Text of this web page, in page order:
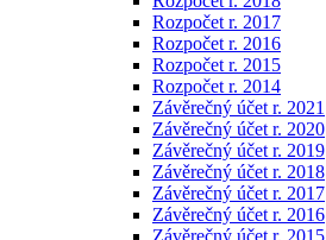
Rozpočet r. 2017
Rozpočet r. 2016
Rozpočet r. 2015
Rozpočet r. 2014
Závěrečný účet r. 2021
Závěrečný účet r. 2020
Závěrečný účet r. 2019
Závěrečný účet r. 2018
Závěrečný účet r. 2017
Závěrečný účet r. 2016
Závěrečný účet r. 2015